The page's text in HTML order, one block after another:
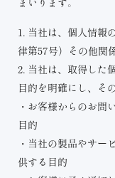
1. 当社は、個人情報
律第57号）その他関
2. 当社は、取得した
目的を明確にし、そ
・お客様からのお問
目的
・当社の製品やサー
供する目的